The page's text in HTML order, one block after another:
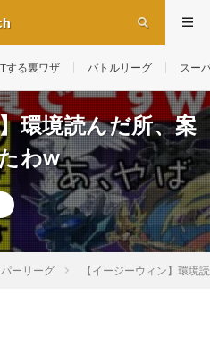
する裏ワザ バトルリーグ スー
環境読んだ所、案
わw
ーリーグ 【イージーウィン】環境